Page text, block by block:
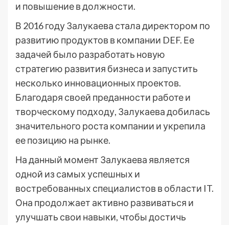
и повышение в должности.
В 2016 году Залукаева стала директором по
развитию продуктов в компании DEF. Ее
задачей было разработать новую
стратегию развития бизнеса и запустить
несколько инновационных проектов.
Благодаря своей преданности работе и
творческому подходу, Залукаева добилась
значительного роста компании и укрепила
ее позицию на рынке.
На данный момент Залукаева является
одной из самых успешных и
востребованных специалистов в области IT.
Она продолжает активно развиваться и
улучшать свои навыки, чтобы достичь